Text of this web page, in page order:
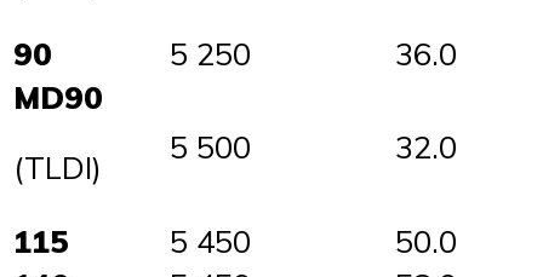
90 5 250
36.0
MD90
(TLDI)
5 500 32.0
115 5 450
50.0